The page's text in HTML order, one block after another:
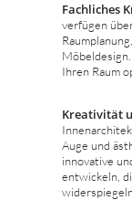
Fachliches
verfügen
Ihren Raum
Kreativität
Auge und
innovative
entwickeln,